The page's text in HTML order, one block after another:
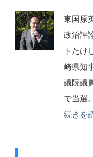
東国原
政治評
トたけ
崎県知
議院議
で当選
続きを